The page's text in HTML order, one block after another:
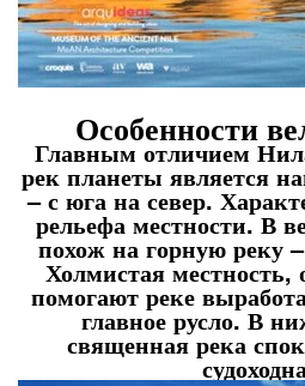
Особенности
Главным отличием
рек планеты является
– с юга на север.
рельефа местности. В
похож на горную реку
Холмистая местность,
помогают реке
главное русло. В
священная река